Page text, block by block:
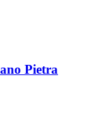
Pietra